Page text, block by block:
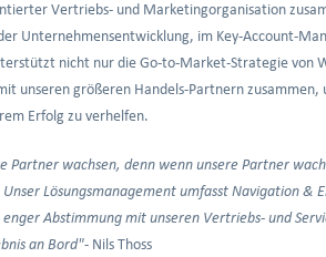
Vertriebs- und Marketingorganisation
Unternehmensentwicklung, im Key-Account-
nicht nur die Go-to-Market-Strategie von
unseren größeren Handels-Partnern zusammen,
Erfolg zu verhelfen.
Partner wachsen, denn wenn unsere Partner
Lösungsmanagement umfasst Navigation &
Abstimmung mit unseren Vertriebs- und
an Bord"- Nils Thoss